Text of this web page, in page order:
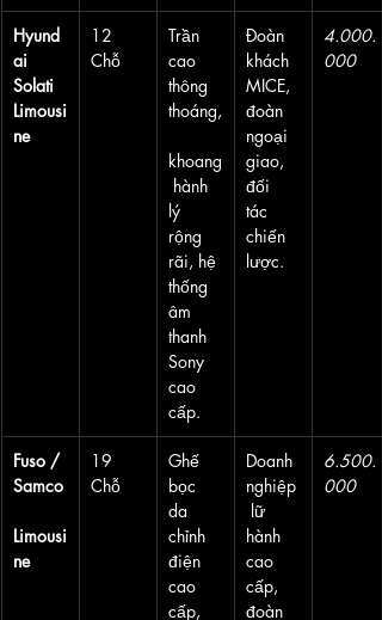
Hyund
ai
Solati
Limousi
ne
12
Chỗ
Trần
cao
thông
thoáng,
khoang
hành
lý
rộng
rãi, hệ
thống
âm
thanh
Sony
cao
cấp.
Đoàn
khách
MICE,
đoàn
ngoại
giao,
đối
tác
chiến
lược.
4.000.
000
Fuso /
Samco
Limousi
ne
19
Chỗ
Ghế
bọc
da
chỉnh
điện
cao
cấp,
Doanh
nghiệp
lữ
hành
cao
cấp,
đoàn
6.500.
000